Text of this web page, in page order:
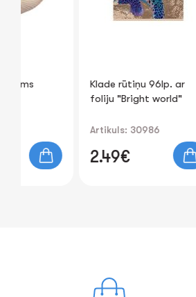
Klade rūtiņu 96lp. ar
foliju "Bright world"
Artikuls: 30986
2.49€